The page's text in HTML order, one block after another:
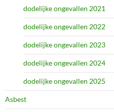
dodelijke ongevallen 2021
dodelijke ongevallen 2022
dodelijke ongevallen 2023
dodelijke ongevallen 2024
dodelijke ongevallen 2025
Asbest